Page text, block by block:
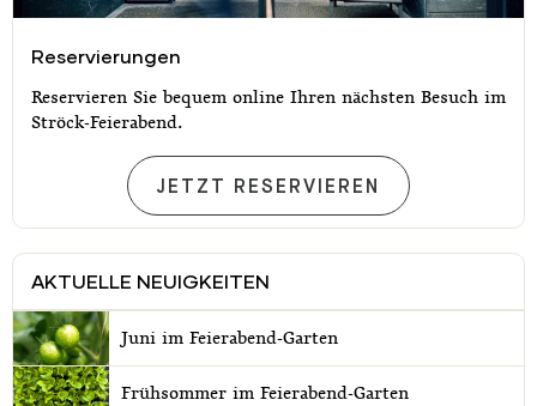
Reservierungen
Reservieren Sie bequem online Ihren nächsten Besuch im
Ströck-Feierabend.
RESERVIERUNGEN
JETZT RESERVIEREN
AKTUELLE NEUIGKEITEN
Juni im Feierabend-Garten
Frühsommer im Feierabend-Garten